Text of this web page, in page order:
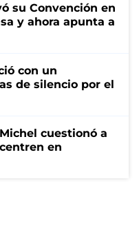
su Convención en
y ahora apunta a
con un
de silencio por el
cuestionó a
en